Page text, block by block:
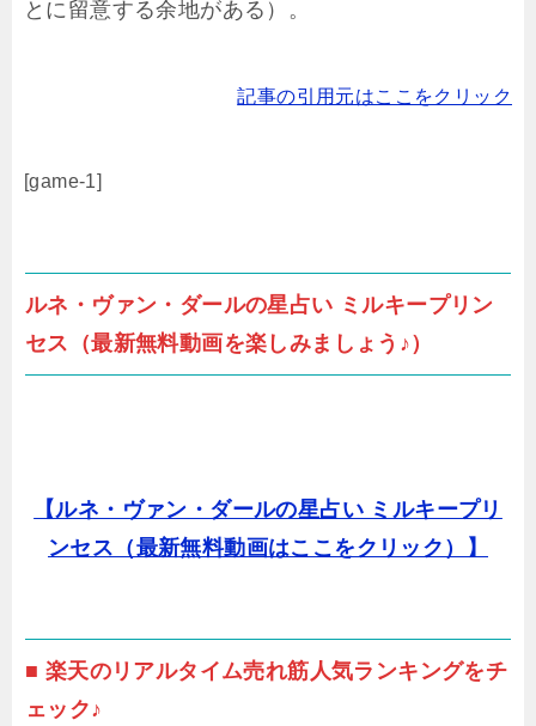
とに留意する余地がある）。
記事の引用元はここをクリック
[game-1]
ルネ・ヴァン・ダールの星占い ミルキープリン
セス（最新無料動画を楽しみましょう♪）
【ルネ・ヴァン・ダールの星占い ミルキープリ
ンセス（最新無料動画はここをクリック）】
■ 楽天のリアルタイム売れ筋人気ランキングをチ
ェック♪